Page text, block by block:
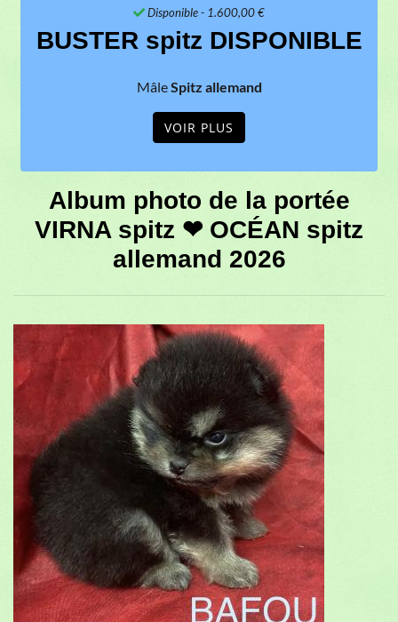
Disponible- 1.600,00 €
BUSTER spitz DISPONIBLE
MâleSpitz allemand
VOIR PLUS
Album photo de la portée
VIRNA spitz ❤ OCÉAN spitz
allemand 2026